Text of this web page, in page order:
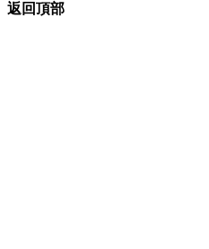
返回頂部